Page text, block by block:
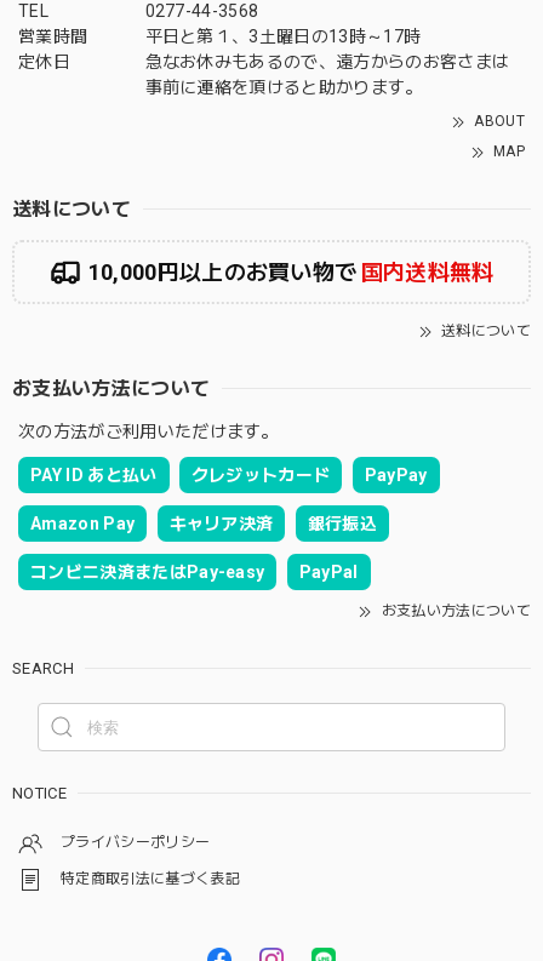
TEL
0277-44-3568
営業時間
平日と第１、3土曜日の13時～17時
定休日
急なお休みもあるので、遠方からのお客さまは
事前に連絡を頂けると助かります。
ABOUT
MAP
送料について
10,000円以上のお買い物で 国内送料無料
送料について
お支払い方法について
次の方法がご利用いただけます。
PAY ID あと払い クレジットカード PayPay
Amazon Pay キャリア決済 銀行振込
コンビニ決済またはPay-easy PayPal
お支払い方法について
SEARCH
NOTICE
プライバシーポリシー
特定商取引法に基づく表記